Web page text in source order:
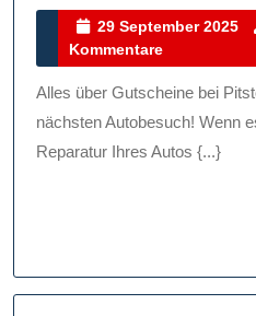
29 September 2025
Kommentare
Alles über Gutscheine bei Pitstop: Sparen Sie bei Ihrem
nächsten Autobesuch! Wenn
Reparatur Ihres Autos {...}